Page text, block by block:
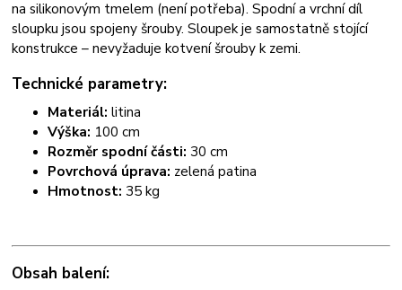
na silikonovým tmelem (není potřeba). Spodní a vrchní díl
sloupku jsou spojeny šrouby. Sloupek je samostatně stojící
konstrukce – nevyžaduje kotvení šrouby k zemi.
Technické parametry:
Materiál: litina
Výška: 100 cm
Rozměr spodní části: 30 cm
Povrchová úprava: zelená patina
Hmotnost: 35 kg
Obsah balení: